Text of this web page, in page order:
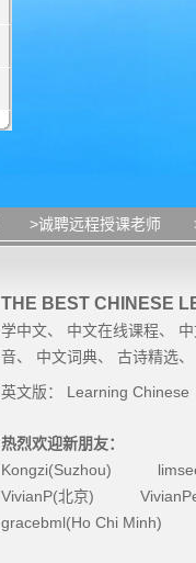
>诚聘远程授课老师
THE BEST CHINESE
学中文、 中文在线课程、
音、 中文词典、 古诗精选
英文版： Learning Chinese
热烈欢迎新朋友：
Kongzi(Suzhou)
VivianP(北京)
gracebml(Ho Chi Minh)